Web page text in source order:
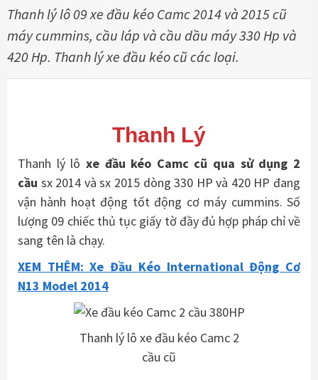
Thanh lý lô 09 xe đầu kéo Camc 2014 và 2015 cũ
máy cummins, cầu láp và cầu dầu máy 330 Hp và
420 Hp. Thanh lý xe đầu kéo cũ các loại.
Thanh Lý
Thanh lý lô xe đầu kéo Camc cũ qua sử dụng 2
cầu sx 2014 và sx 2015 dòng 330 HP và 420 HP đang
vận hành hoạt động tốt động cơ máy cummins. Số
lượng 09 chiếc thủ tục giấy tờ đầy đủ hợp pháp chỉ về
sang tên là chạy.
XEM THÊM: Xe Đầu Kéo International Động Cơ
N13 Model 2014
Thanh lý lô xe đầu kéo Camc 2
cầu cũ